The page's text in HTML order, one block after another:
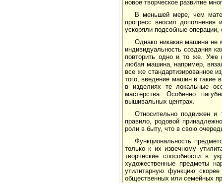
новое творческое развитие
В меньшей мере, чем
прогресс вносил дополнения
ускоряли подсобные
Однако никакая машина не
индивидуальность создания
повторить одно и то же. Уже
любая машина, например,
все же стандартизированное
того, введение машин в такие
в изделиях те локальные
мастерства. Особенно
вышивальных центрах.
Относительно подвижен и
правило, родовой
роли в быту, что в свою
Функциональность
только к их извечному
творческие способности в
художественные предметы
утилитарную функцию
общественных или семейных